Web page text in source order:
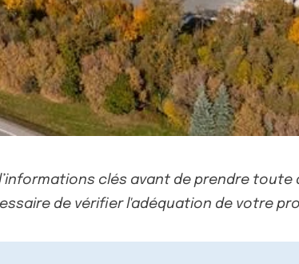
clés avant de prendre toute
de vérifier l'adéquation de votre